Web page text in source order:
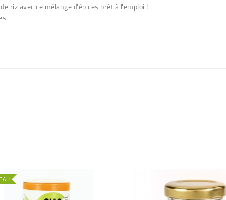
riz avec ce mélange d'épices prêt à l'emploi !